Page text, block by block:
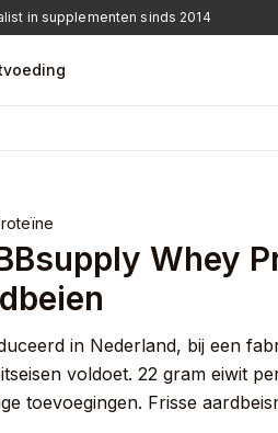
in supplementen sinds 2014
Whey
in Nederland, bij een
voldoet. 22 gram eiwit
toevoegingen. Frisse